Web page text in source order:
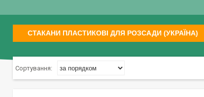
СТАКАНИ ПЛАСТИКОВІ ДЛЯ РОЗСАДИ (УКРАЇНА)